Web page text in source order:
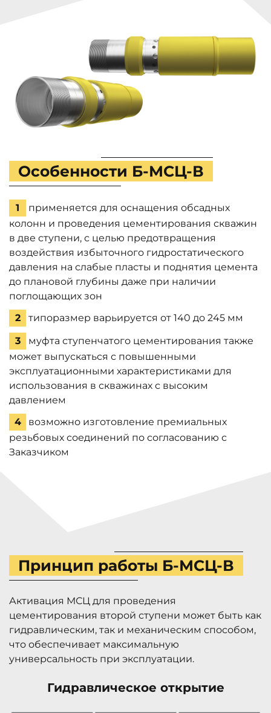
Особенности Б-МСЦ-В
1
применяется для оснащения обсадных
колонн и проведения цементирования скважин
в две ступени, с целью предотвращения
воздействия избыточного гидростатического
давления на слабые пласты и поднятия цемента
до плановой глубины даже при наличии
поглощающих зон
2
типоразмер варьируется от 140 до 245 мм
3
муфта ступенчатого цементирования также
может выпускаться с повышенными
эксплуатационными характеристиками для
использования в скважинах с высоким
давлением
4
возможно изготовление премиальных
резьбовых соединений по согласованию с
Заказчиком
Принцип работы Б-МСЦ-В
Активация МСЦ для проведения
цементирования второй ступени может быть как
гидравлическим, так и механическим способом,
что обеспечивает максимальную
универсальность при эксплуатации.
Гидравлическое открытие